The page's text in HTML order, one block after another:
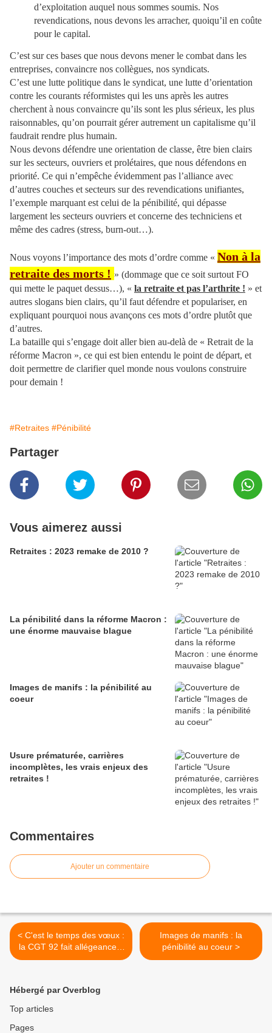
d’exploitation auquel nous sommes soumis. Nos
revendications, nous devons les arracher, quoiqu’il en coûte
pour le capital.
C’est sur ces bases que nous devons mener le combat dans les
entreprises, convaincre nos collègues, nos syndicats.
C’est une lutte politique dans le syndicat, une lutte d’orientation
contre les courants réformistes qui les uns après les autres
cherchent à nous convaincre qu’ils sont les plus sérieux, les plus
raisonnables, qu’on pourrait gérer autrement un capitalisme qu’il
faudrait rendre plus humain.
Nous devons défendre une orientation de classe, être bien clairs
sur les secteurs, ouvriers et prolétaires, que nous défendons en
priorité. Ce qui n’empêche évidemment pas l’alliance avec
d’autres couches et secteurs sur des revendications unifiantes,
l’exemple marquant est celui de la pénibilité, qui dépasse
largement les secteurs ouvriers et concerne des techniciens et
même des cadres (stress, burn-out…).
Nous voyons l’importance des mots d’ordre comme « Non à la
retraite des morts ! » (dommage que ce soit surtout FO
qui mette le paquet dessus…), « la retraite et pas l’arthrite ! » et
autres slogans bien clairs, qu’il faut défendre et populariser, en
expliquant pourquoi nous avançons ces mots d’ordre plutôt que
d’autres.
La bataille qui s’engage doit aller bien au-delà de « Retrait de la
réforme Macron », ce qui est bien entendu le point de départ, et
doit permettre de clarifier quel monde nous voulons construire
pour demain !
#Retraites #Pénibilité
Partager
Vous aimerez aussi
Retraites : 2023 remake de 2010 ?
La pénibilité dans la réforme Macron :
une énorme mauvaise blague
Images de manifs : la pénibilité au
coeur
Usure prématurée, carrières
incomplètes, les vrais enjeux des
retraites !
Commentaires
Ajouter un commentaire
< C'est le temps des vœux :
la CGT 92 fait allégeance à
Marie Buisson
Images de manifs : la
pénibilité au coeur >
Hébergé par Overblog
Top articles
Pages